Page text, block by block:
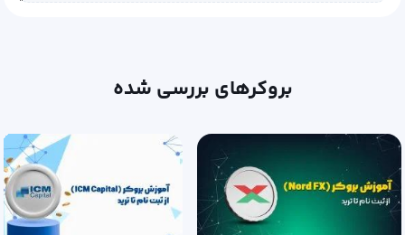
بروکرهای بررسی شده